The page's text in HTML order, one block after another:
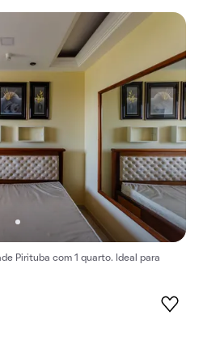
Pirituba com 1 quarto. Ideal para